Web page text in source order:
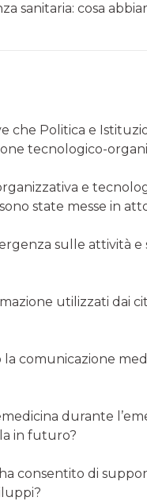
sanitaria: cosa
che Politica e
tecnologico-
e
state messe in
sulle attività
utilizzati dai
comunicazione
durante
in futuro?
consentito di